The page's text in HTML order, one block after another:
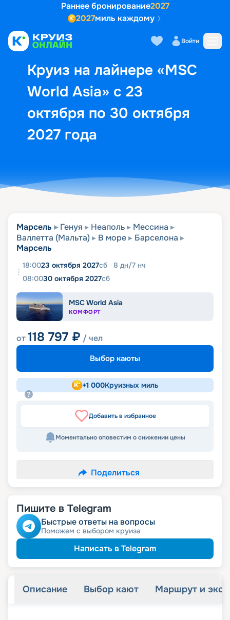
Раннее бронирование2027
2027миль каждому
Войти
Круиз на лайнере «MSC
World Asia» с 23
октября по 30 октября
2027 года
Выбор кают Маршрут и
Марсель Генуя Неаполь
Мессина
Валлетта (Мальта)
В море
Барселона
Марсель
18:0023 октября 2027сб 8 дн/7 нч
08:0030 октября 2027сб
MSC World Asia
КОМФОРТ
от118 797 ₽ / чел
Выбор каюты
+1 000Круизных миль
Добавить в избранное
Моментально оповестим о снижении цены
Поделиться
Пишите в Telegram
Быстрые ответы на вопросы
Поможем с выбором круиза
Написать в Telegram
Описание Выбор кают Маршрут и